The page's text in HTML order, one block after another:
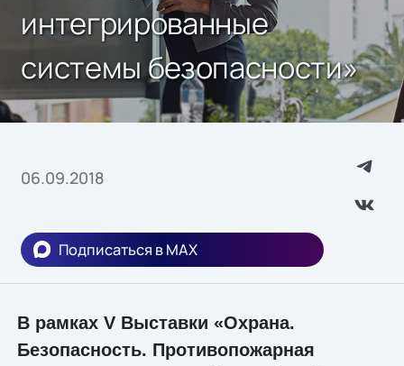
интегрированные
системы безопасности»
06.09.2018
Подписаться в MAX
В рамках V Выставки «Охрана.
Безопасность. Противопожарная